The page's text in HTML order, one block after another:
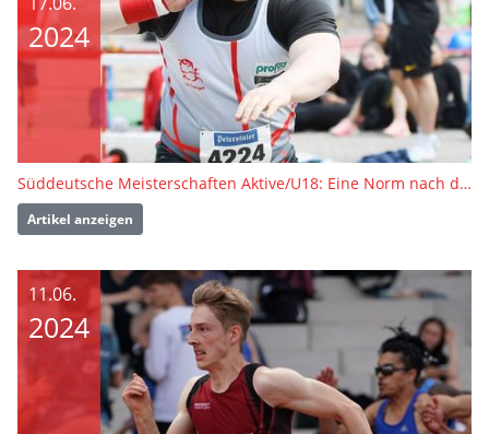
2024
Süddeutsche Meisterschaften Aktive/U18: Eine Norm nach der anderen
Artikel anzeigen
11.06.
2024